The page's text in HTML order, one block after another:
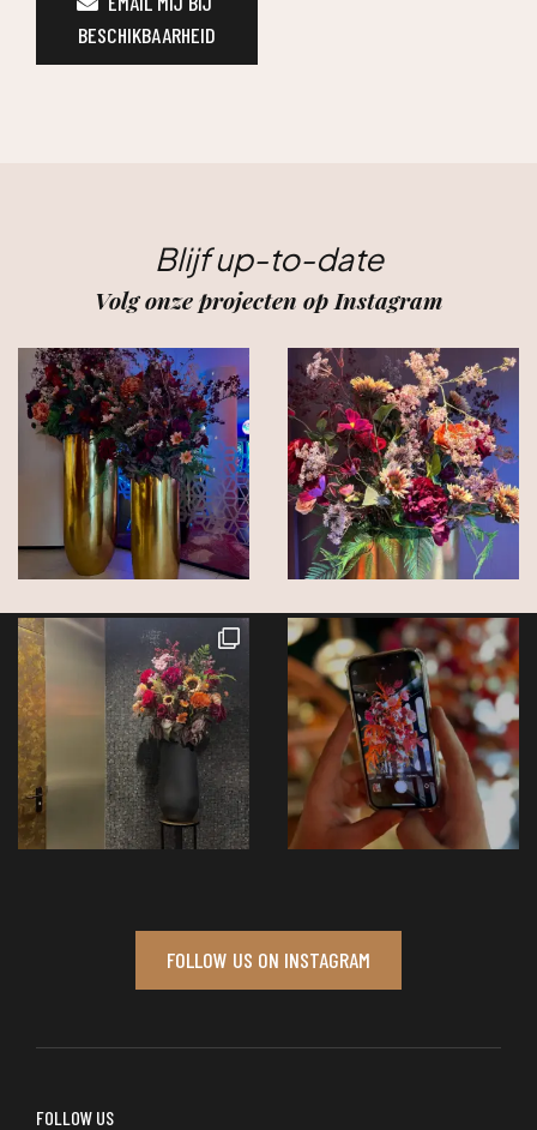
BESCHIKBAARHEID
Blijf up-to-date
Volg onze projecten op Instagram
FOLLOW US ON INSTAGRAM
FOLLOW US